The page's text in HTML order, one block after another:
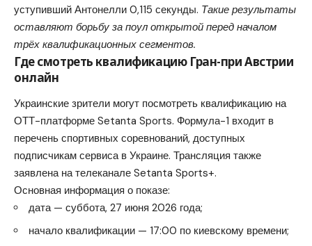
уступивший Антонелли 0,115 секунды. Такие результаты
оставляют борьбу за поул открытой перед началом
трёх квалификационных сегментов.
Где смотреть квалификацию Гран-при Австрии
онлайн
Украинские зрители могут посмотреть квалификацию на
ОТТ-платформе Setanta Sports. Формула-1 входит в
перечень спортивных соревнований, доступных
подписчикам сервиса в Украине. Трансляция также
заявлена на телеканале Setanta Sports+.
Основная информация о показе:
дата — суббота, 27 июня 2026 года;
начало квалификации — 17:00 по киевскому времени;